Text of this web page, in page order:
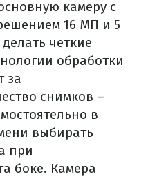
камеру с
16 МП и 5
четкие
обработки
за
снимков –
в
выбирать
при
боке. Камера